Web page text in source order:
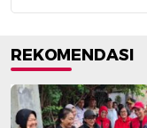
REKOMENDASI